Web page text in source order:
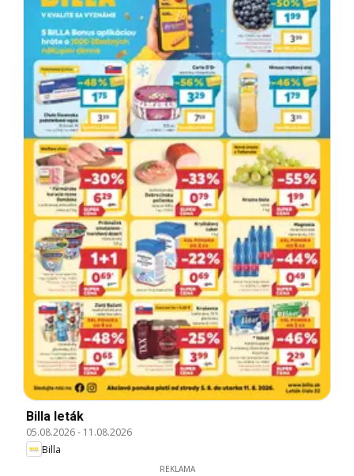
Billa leták
05.08.2026- 11.08.2026
Billa
REKLAMA